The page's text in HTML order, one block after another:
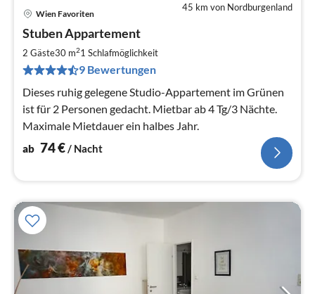
45 km von Nordburgenland
Wien Favoriten
Stuben Appartement
2 Gäste30 m21 Schlafmöglichkeit
9 Bewertungen
Dieses ruhig gelegene Studio-Appartement im Grünen
ist für 2 Personen gedacht. Mietbar ab 4 Tg/3 Nächte.
Maximale Mietdauer ein halbes Jahr.
ab 74€ / Nacht